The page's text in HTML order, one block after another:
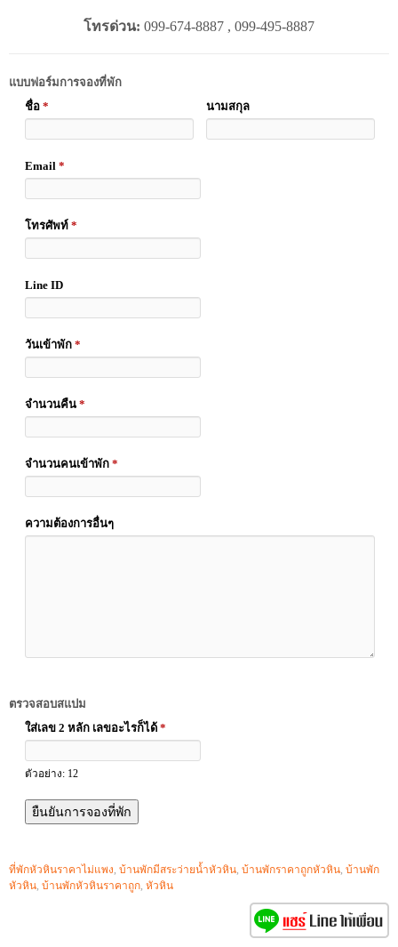
โทรด่วน: 099-674-8887 , 099-495-8887
แบบฟอร์มการจองที่พัก
ชื่อ * นามสกุล
Email *
โทรศัพท์ *
Line ID
วันเข้าพัก *
จำนวนคืน *
จำนวนคนเข้าพัก *
ความต้องการอื่นๆ
ตรวจสอบสแปม
ใส่เลข 2 หลัก เลขอะไรก็ได้ *
ตัวอย่าง: 12
ที่พักหัวหินราคาไม่แพง, บ้านพักมีสระว่ายน้ำหัวหิน, บ้านพักราคาถูกหัวหิน, บ้านพัก
หัวหิน, บ้านพักหัวหินราคาถูก, หัวหิน